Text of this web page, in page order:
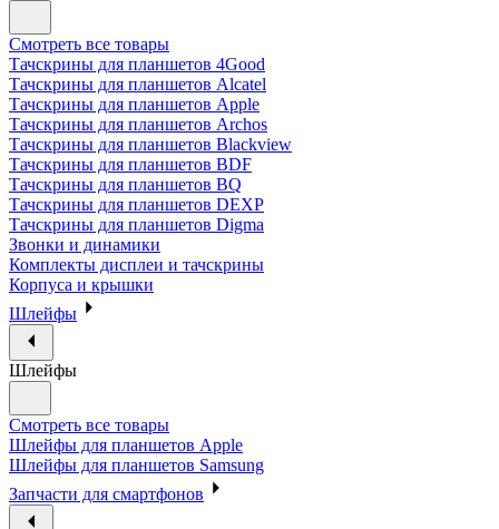
Смотреть все товары
Тачскрины для планшетов 4Good
Тачскрины для планшетов Alcatel
Тачскрины для планшетов Apple
Тачскрины для планшетов Archos
Тачскрины для планшетов Blackview
Тачскрины для планшетов BDF
Тачскрины для планшетов BQ
Тачскрины для планшетов DEXP
Тачскрины для планшетов Digma
Звонки и динамики
Комплекты дисплеи и тачскрины
Корпуса и крышки
Шлейфы
Шлейфы
Смотреть все товары
Шлейфы для планшетов Apple
Шлейфы для планшетов Samsung
Запчасти для смартфонов